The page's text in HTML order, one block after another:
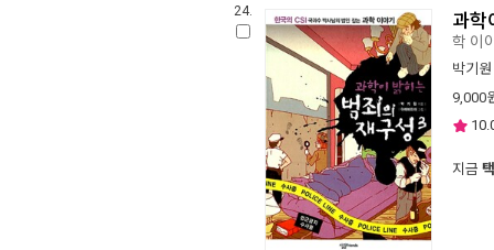
24. 과학
학 이
박기원
9,000
지금